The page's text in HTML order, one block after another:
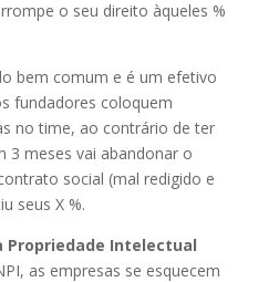
o seu direito àqueles %
bem comum e é um efetivo
fundadores coloquem
no time, ao contrário de ter
3 meses vai abandonar o
social (mal redigido e
seus X %.
Propriedade Intelectual
as empresas se esquecem